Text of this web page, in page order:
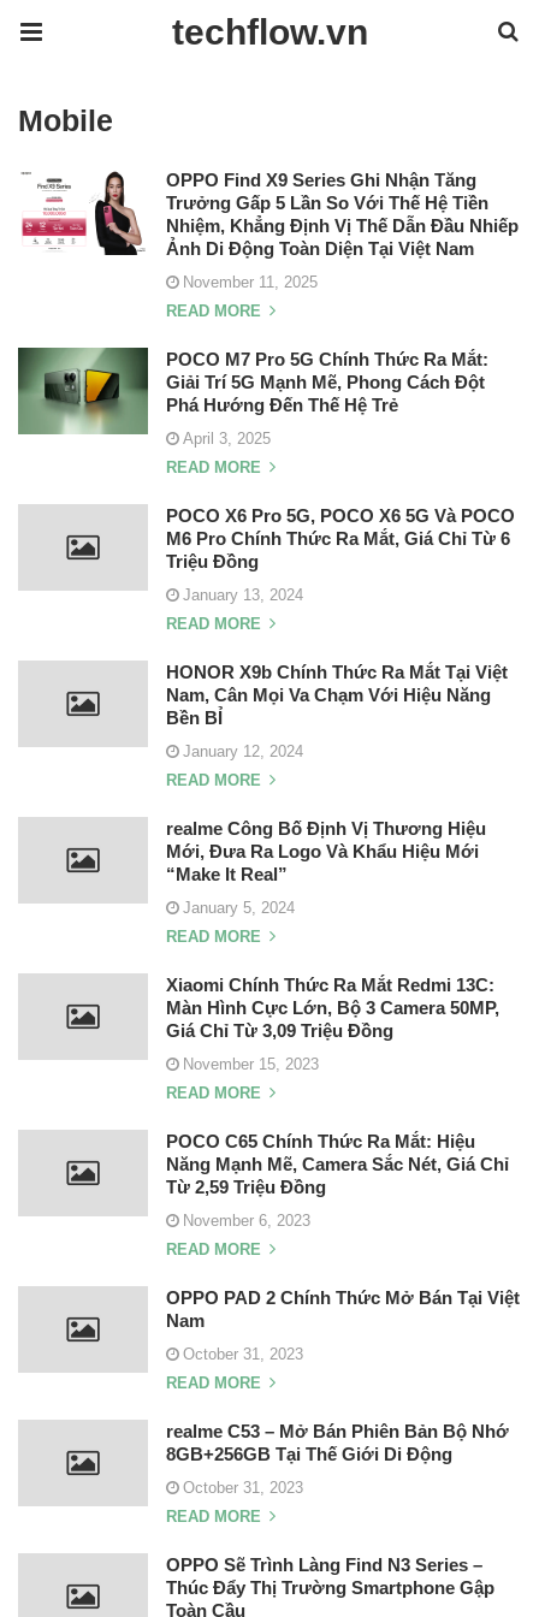
techflow.vn
Mobile
OPPO Find X9 Series Ghi Nhận Tăng
Trưởng Gấp 5 Lần So Với Thế Hệ Tiền
Nhiệm, Khẳng Định Vị Thế Dẫn Đầu Nhiếp
Ảnh Di Động Toàn Diện Tại Việt Nam
November 11, 2025
READ MORE
POCO M7 Pro 5G Chính Thức Ra Mắt:
Giải Trí 5G Mạnh Mẽ, Phong Cách Đột
Phá Hướng Đến Thế Hệ Trẻ
April 3, 2025
READ MORE
POCO X6 Pro 5G, POCO X6 5G Và POCO
M6 Pro Chính Thức Ra Mắt, Giá Chỉ Từ 6
Triệu Đồng
January 13, 2024
READ MORE
HONOR X9b Chính Thức Ra Mắt Tại Việt
Nam, Cân Mọi Va Chạm Với Hiệu Năng
Bền BỈ
January 12, 2024
READ MORE
realme Công Bố Định Vị Thương Hiệu
Mới, Đưa Ra Logo Và Khẩu Hiệu Mới
“Make It Real”
January 5, 2024
READ MORE
Xiaomi Chính Thức Ra Mắt Redmi 13C:
Màn Hình Cực Lớn, Bộ 3 Camera 50MP,
Giá Chỉ Từ 3,09 Triệu Đồng
November 15, 2023
READ MORE
POCO C65 Chính Thức Ra Mắt: Hiệu
Năng Mạnh Mẽ, Camera Sắc Nét, Giá Chỉ
Từ 2,59 Triệu Đồng
November 6, 2023
READ MORE
OPPO PAD 2 Chính Thức Mở Bán Tại Việt
Nam
October 31, 2023
READ MORE
realme C53 – Mở Bán Phiên Bản Bộ Nhớ
8GB+256GB Tại Thế Giới Di Động
October 31, 2023
READ MORE
OPPO Sẽ Trình Làng Find N3 Series –
Thúc Đẩy Thị Trường Smartphone Gập
Toàn Cầu